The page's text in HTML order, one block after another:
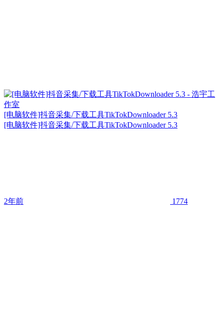
[电脑软件]抖音采集/下载工具TikTokDownloader 5.3
[电脑软件]抖音采集/下载工具TikTokDownloader 5.3
2年前 1774